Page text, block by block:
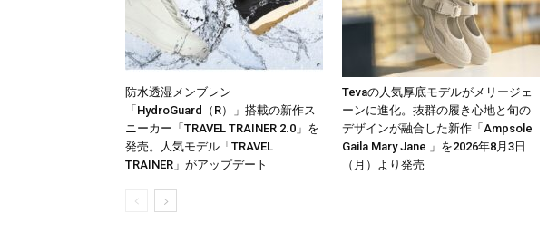
防水透湿メンブレン
「HydroGuard（R）」搭載の新作ス
ニーカー「TRAVEL TRAINER 2.0」を
発売。人気モデル「TRAVEL
TRAINER」がアップデート
Tevaの人気厚底モデルがメリージェ
ーンに進化。抜群の履き心地と旬の
デザインが融合した新作「Ampsole
Gaila Mary Jane 」を2026年8月3日
（月）より発売